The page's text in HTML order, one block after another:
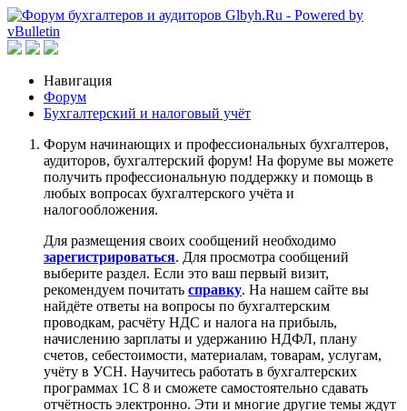
Навигация
Форум
Бухгалтерский и налоговый учёт
Форум начинающих и профессиональных бухгалтеров,
аудиторов, бухгалтерский форум! На форуме вы можете
получить профессиональную поддержку и помощь в
любых вопросах бухгалтерского учёта и
налогообложения.
Для размещения своих сообщений необходимо
зарегистрироваться. Для просмотра сообщений
выберите раздел. Если это ваш первый визит,
рекомендуем почитать справку. На нашем сайте вы
найдёте ответы на вопросы по бухгалтерским
проводкам, расчёту НДС и налога на прибыль,
начислению зарплаты и удержанию НДФЛ, плану
счетов, себестоимости, материалам, товарам, услугам,
учёту в УСН. Научитесь работать в бухгалтерских
программах 1С 8 и сможете самостоятельно сдавать
отчётность электронно. Эти и многие другие темы ждут